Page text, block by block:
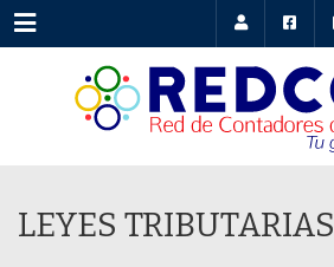
Menu
LEYES TRIBUTARIAS